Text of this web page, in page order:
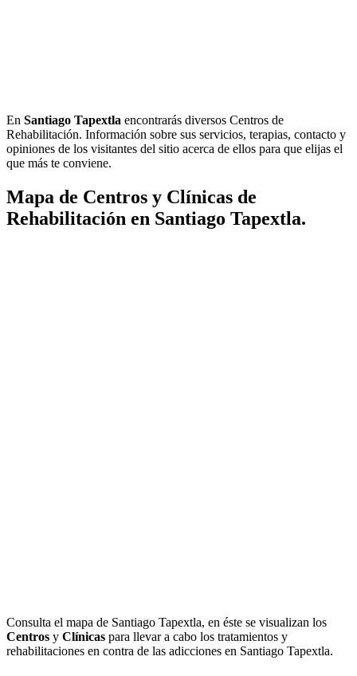
En Santiago Tapextla encontrarás diversos Centros de
Rehabilitación. Información sobre sus servicios, terapias, contacto y
opiniones de los visitantes del sitio acerca de ellos para que elijas el
que más te conviene.
Mapa de Centros y Clínicas de
Rehabilitación en Santiago Tapextla.
Consulta el mapa de Santiago Tapextla, en éste se visualizan los
Centros y Clínicas para llevar a cabo los tratamientos y
rehabilitaciones en contra de las adicciones en Santiago Tapextla.